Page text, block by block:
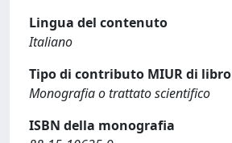
Lingua del contenuto
Italiano
Tipo di contributo MIUR di libro
Monografia o trattato scientifico
ISBN della monografia